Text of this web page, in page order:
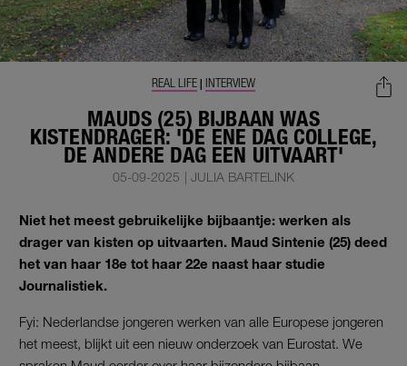
MAUDS (25) BIJBAAN WAS
KISTENDRAGER: 'DE ENE DAG COLLEGE,
DE ANDERE DAG EEN UITVAART'
REAL LIFE | INTERVIEW
05-09-2025 | JULIA BARTELINK
Niet het meest gebruikelijke bijbaantje: werken als
drager van kisten op uitvaarten. Maud Sintenie (25) deed
het van haar 18e tot haar 22e naast haar studie
Journalistiek.
Fyi: Nederlandse jongeren werken van alle Europese jongeren
het meest, blijkt uit een nieuw onderzoek van Eurostat. We